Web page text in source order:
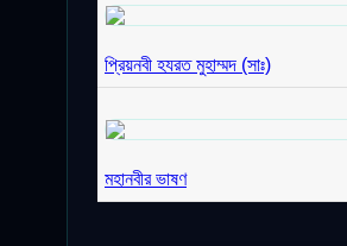
প্রিয়নবী হযরত মুহাম্মদ (সাঃ)
মহানবীর ভাষণ